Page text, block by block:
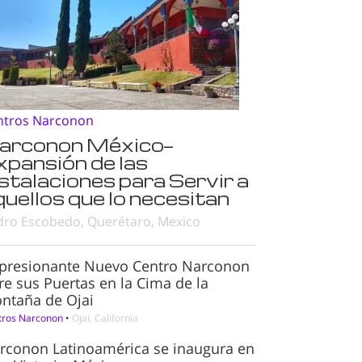
Narconon
México—
de las
para Servir a
que lo necesitan
Escobedo, Querétaro, Mexico
Nuevo Centro Narconon
sus Puertas en la Cima de la
de Ojai
Narconon • Ojai, California
Latinoamérica se inaugura en